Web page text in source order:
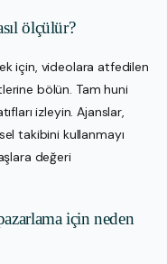
ölçülür?
için, videolara atfedilen
bölün. Tam huni
izleyin. Ajanslar,
takibini kullanmayı
değeri
için neden